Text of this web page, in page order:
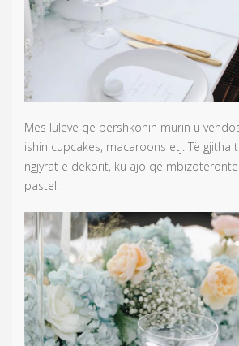
Mes luleve që përshkonin murin u
ishin cupcakes, macaroons etj. Të gjitha
ngjyrat e dekorit, ku ajo që
pastel.